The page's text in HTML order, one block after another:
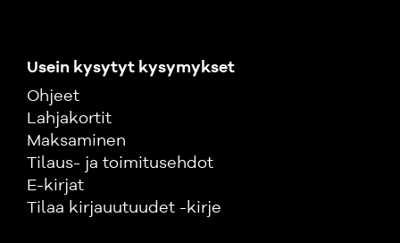
Usein kysytyt kysymykset
Ohjeet
Lahjakortit
Maksaminen
Tilaus- ja toimitusehdot
E-kirjat
Tilaa kirjauutuudet -kirje